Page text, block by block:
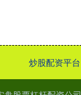
炒股配资平台